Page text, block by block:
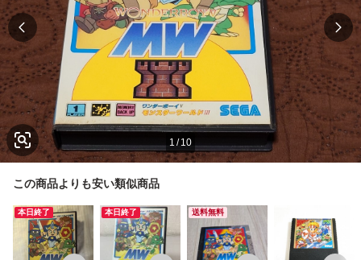
1/10
この商品よりも安い類似商品
本日終了 本日終了 送料無料